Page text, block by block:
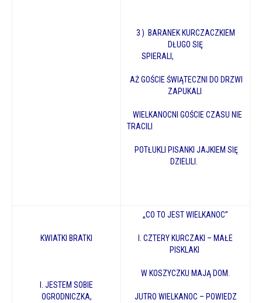
3 ) BARANEK KURCZACZKIEM
DŁUGO SIĘ
SPIERALI,
AŻ GOŚCIE ŚWIĄTECZNI DO DRZWI
ZAPUKALI
WIELKANOCNI GOŚCIE CZASU NIE
TRACILI
POTŁUKLI PISANKI JAJKIEM SIĘ
DZIELILI.
KWIATKI BRATKI
I. JESTEM SOBIE
OGRODNICZKA,
„CO TO JEST WIELKANOC”
I. CZTERY KURCZAKI – MAŁE
PISKLAKI
W KOSZYCZKU MAJĄ DOM.
JUTRO WIELKANOC – POWIEDZ